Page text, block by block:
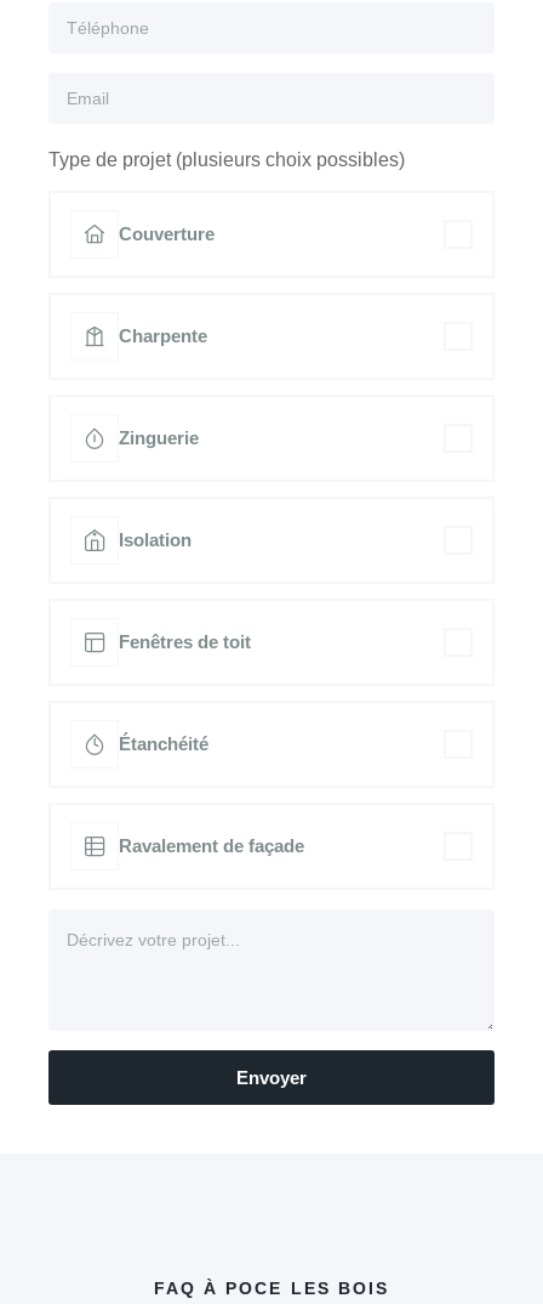
Type de projet (plusieurs choix possibles)
Couverture
Charpente
Zinguerie
Isolation
Fenêtres de toit
Étanchéité
Ravalement de façade
Envoyer
FAQ À POCE LES BOIS